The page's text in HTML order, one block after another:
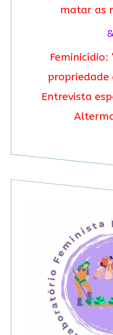
matar as
Feminicídio:
propriedade
Entrevista